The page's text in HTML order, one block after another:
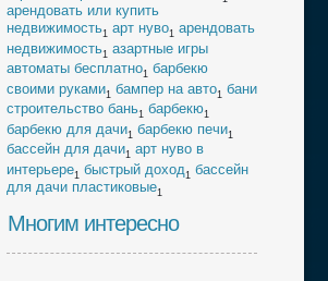
арендовать или купить
недвижимость1 арт нуво1 арендовать
недвижимость1 азартные игры
автоматы бесплатно1 барбекю
своими руками1 бампер на авто1 бани
строительство бань1 барбекю1
барбекю для дачи1 барбекю печи1
бассейн для дачи1 арт нуво в
интерьере1 быстрый доход1 бассейн
для дачи пластиковые1
Многим интересно